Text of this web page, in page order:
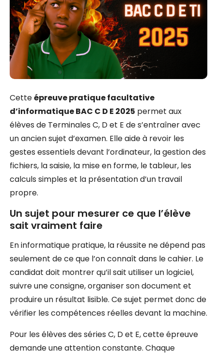
Cetteépreuve pratique facultative
d’informatique BAC C D E 2025 permet aux
élèves de Terminales C, D et E de s’entraîner avec
un ancien sujet d’examen. Elle aide à revoir les
gestes essentiels devant l’ordinateur, la gestion des
fichiers, la saisie, la mise en forme, le tableur, les
calculs simples et la présentation d’un travail
propre.
Un sujet pour mesurer ce que l’élève
sait vraiment faire
En informatique pratique, la réussite ne dépend pas
seulement de ce que l’on connaît dans le cahier. Le
candidat doit montrer qu’il sait utiliser un logiciel,
suivre une consigne, organiser son document et
produire un résultat lisible. Ce sujet permet donc de
vérifier les compétences réelles devant la machine.
Pour les élèves des séries C, D et E, cette épreuve
demande une attention constante. Chaque